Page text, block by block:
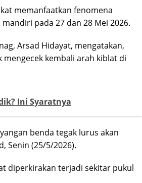
memanfaatkan fenomena
pada 27 dan 28 Mei 2026.
Arsad Hidayat, mengatakan,
kembali arah kiblat di
Ini Syaratnya
benda tegak lurus akan
Senin (25/5/2026).
diperkirakan terjadi sekitar pukul